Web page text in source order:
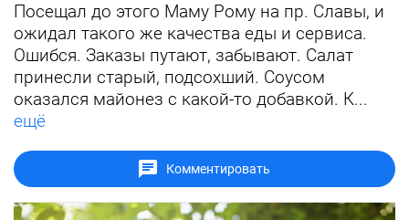
Посещал до этого Маму Рому на пр. Славы, и
ожидал такого же качества еды и сервиса.
Ошибся. Заказы путают, забывают. Салат
принесли старый, подсохший. Соусом
оказался майонез с какой-то добавкой. К...
ещё
Комментировать